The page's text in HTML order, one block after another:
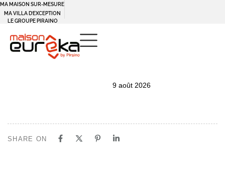
MA MAISON SUR-MESURE
MA VILLA D’EXCEPTION
LE GROUPE PIRAINO
9 août 2026
SHARE ON